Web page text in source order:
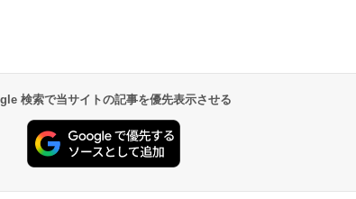
検索で当サイトの記事を優先表示させる